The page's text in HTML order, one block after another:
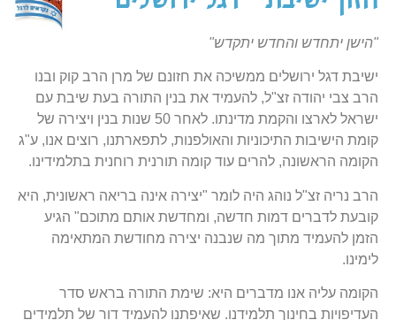
"הישן יתחדש והחדש יתקדש"
ישיבת דגל ירושלים ממשיכה את חזונם של מרן הרב קוק ובנו
הרב צבי יהודה זצ"ל, להעמיד את בנין התורה בעת שיבת עם
ישראל לארצו והקמת מדינתו. לאחר 50 שנות בנין ויצירה של
קומת הישיבות התיכוניות והאולפנות, לתפארתנו, רוצים אנו, ע"ג
הקומה הראשונה, להרים עוד קומה תורנית רוחנית בתלמידינו.
הרב נריה זצ"ל נוהג היה לומר "יצירה אינה בריאה ראשונית, היא
קובעת לדברים דמות חדשה, ומחדשת אותם מתוכם" הגיע
הזמן להעמיד מתוך מה שנבנה יצירה מחודשת המתאימה
לימינו.
הקומה עליה אנו מדברים היא: שימת התורה בראש סדר
העדיפויות בחינוך תלמידנו. שאיפתנו להעמיד דור של תלמידים